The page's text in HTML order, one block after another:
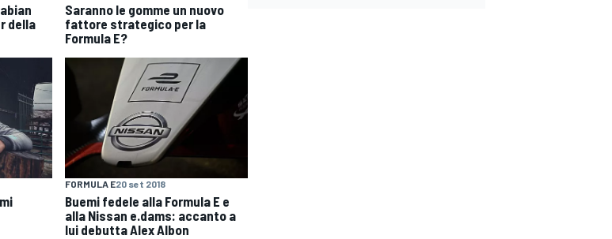
della
Saranno le gomme un nuovo
fattore strategico per la
Formula E?
FORMULA E20 set 2018
Buemi fedele alla Formula E e
alla Nissan e.dams: accanto a
lui debutta Alex Albon